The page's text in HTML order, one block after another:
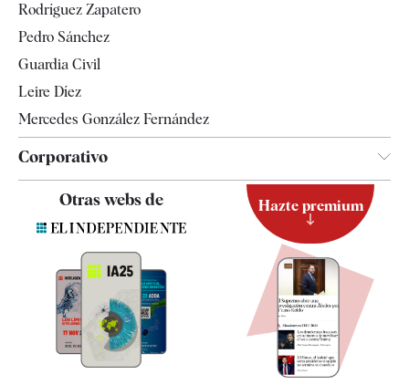
Televisión
Rodríguez Zapatero
Pedro Sánchez
Guardia Civil
Leire Díez
Mercedes González Fernández
Corporativo
Contacto
Quiénes somos
Especificaciones
Otras webs de Hazte premium